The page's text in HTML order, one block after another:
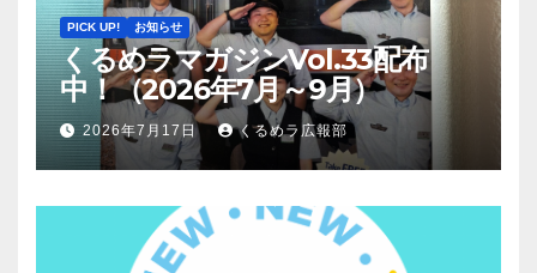
PICK UP! お知らせ
くるめラマガジンVol.33配布
中！（2026年7月～9月）
2026年7月17日 くるめラ広報部